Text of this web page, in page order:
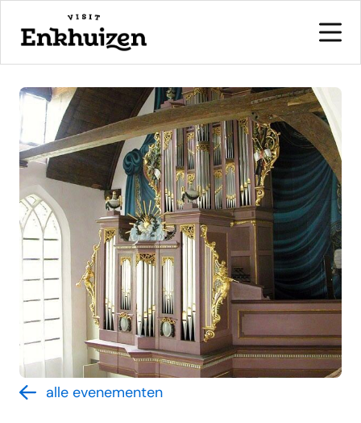
naar de inhoud
alle evenementen